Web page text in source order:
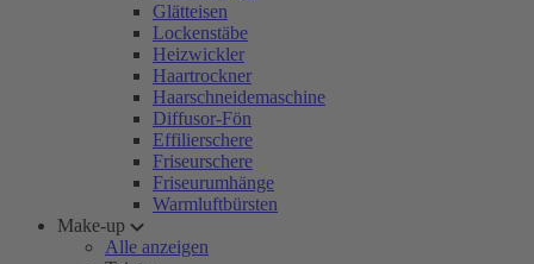
Glätteisen
Lockenstäbe
Heizwickler
Haartrockner
Haarschneidemaschine
Diffusor-Fön
Effilierschere
Friseurschere
Friseurumhänge
Warmluftbürsten
Make-up
Alle anzeigen